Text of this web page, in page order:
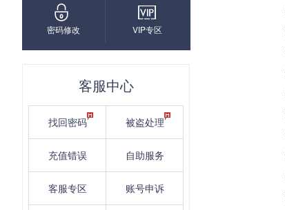
密码修改 VIP专区
客服中心
找回密码 被盗处理
充值错误 自助服务
客服专区 账号申诉